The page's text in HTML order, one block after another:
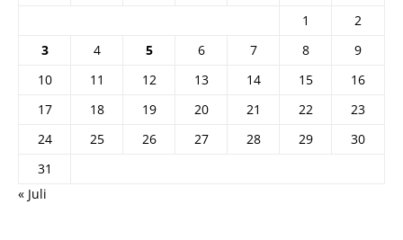
1
2
3
4 5 6 7 8
9
10
11 12 13 14 15
16
17
18 19 20 21 22
23
24
25 26 27 28 29
30
31
« Juli